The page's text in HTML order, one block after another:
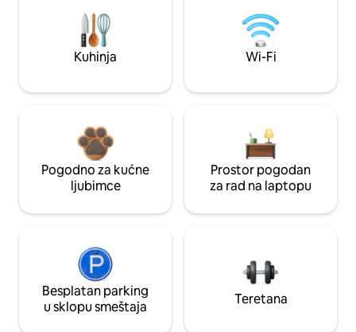
Kuhinja Wi-Fi
Pogodno za kućne
ljubimce
Prostor pogodan
za rad na laptopu
Besplatan parking
u sklopu smeštaja
Teretana